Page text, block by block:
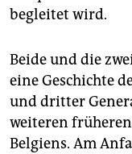
begleitet wird.
Beide und die
eine Geschichte
und dritter
weiteren
Belgiens. Am